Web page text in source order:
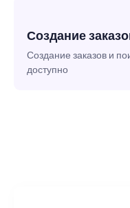
Создание
Создание заказов и
доступно